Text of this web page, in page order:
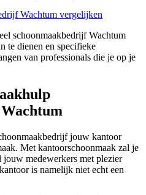
Wachtum vergelijken
schoonmaakbedrijf Wachtum
te dienen en specifieke
van professionals die je op je
jouw kantoor
Met kantoorschoonmaak zal je
medewerkers met plezier
is namelijk niet echt een